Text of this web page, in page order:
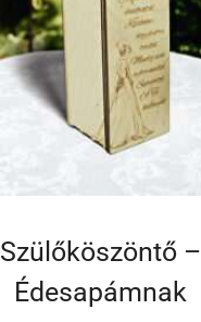
Szülőköszöntő –
Édesapámnak